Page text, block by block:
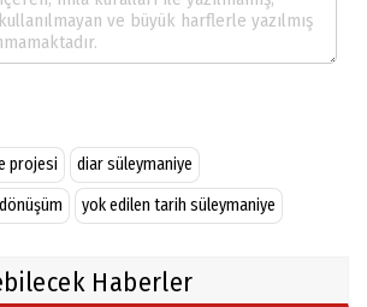
projesi
diar süleymaniye
yok edilen tarih süleymaniye
Haberler